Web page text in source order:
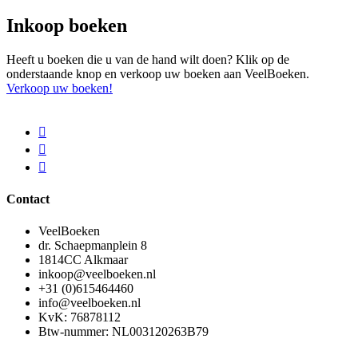
Inkoop boeken
Heeft u boeken die u van de hand wilt doen? Klik op de
onderstaande knop en verkoop uw boeken aan VeelBoeken.
Verkoop uw boeken!
Contact
VeelBoeken
dr. Schaepmanplein 8
1814CC Alkmaar
inkoop@veelboeken.nl
+31 (0)615464460
info@veelboeken.nl
KvK: 76878112
Btw-nummer: NL003120263B79